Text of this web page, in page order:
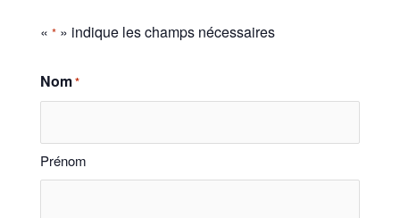
« *» indique les champs nécessaires
Nom*
Prénom